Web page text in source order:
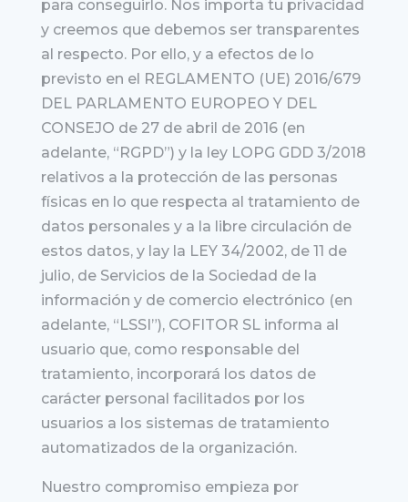
para conseguirlo. Nos importa tu privacidad
y creemos que debemos ser transparentes
al respecto. Por ello, y a efectos de lo
previsto en el REGLAMENTO (UE) 2016/679
DEL PARLAMENTO EUROPEO Y DEL
CONSEJO de 27 de abril de 2016 (en
adelante, “RGPD”) y la ley LOPG GDD 3/2018
relativos a la protección de las personas
físicas en lo que respecta al tratamiento de
datos personales y a la libre circulación de
estos datos, y lay la LEY 34/2002, de 11 de
julio, de Servicios de la Sociedad de la
información y de comercio electrónico (en
adelante, “LSSI”), COFITOR SL informa al
usuario que, como responsable del
tratamiento, incorporará los datos de
carácter personal facilitados por los
usuarios a los sistemas de tratamiento
automatizados de la organización.
Nuestro compromiso empieza por